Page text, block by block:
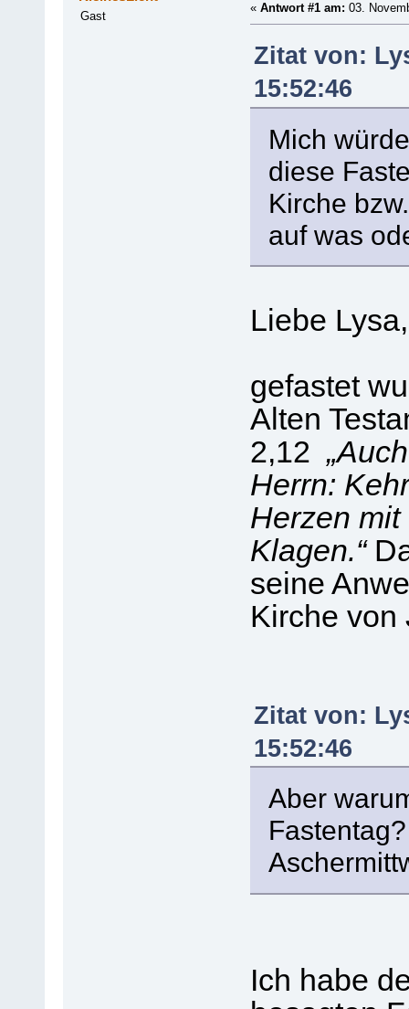
Gast
« Antwort #1 am: 03.
Zitat von:
15:52:46
Mich
diese
Kirche
auf was
Liebe Lysa,
gefastet
Alten
2,12
Herrn:
Herzen
Klagen.“
seine
Kirche
Zitat von:
15:52:46
Aber
Ich habe